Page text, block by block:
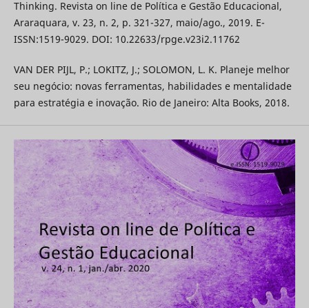
Thinking. Revista on line de Política e Gestão Educacional,
Araraquara, v. 23, n. 2, p. 321-327, maio/ago., 2019. E-
ISSN:1519-9029. DOI: 10.22633/rpge.v23i2.11762
VAN DER PIJL, P.; LOKITZ, J.; SOLOMON, L. K. Planeje melhor
seu negócio: novas ferramentas, habilidades e mentalidade
para estratégia e inovação. Rio de Janeiro: Alta Books, 2018.